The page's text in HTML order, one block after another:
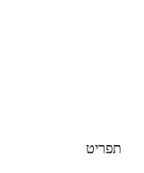
תפריט